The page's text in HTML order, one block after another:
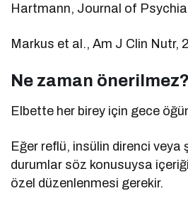
Hartmann, Journal of
Markus et al., Am J Clin Nutr,
Ne zaman önerilmez?
Elbette her birey için gece
Eğer reflü, insülin direnci veya
durumlar söz konusuysa
özel düzenlenmesi gerekir.